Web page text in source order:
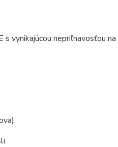
vynikajúcou nepriľnavosťou